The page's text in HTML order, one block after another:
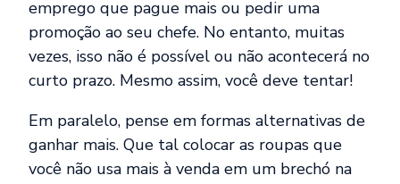
emprego que pague mais ou pedir uma
promoção ao seu chefe. No entanto, muitas
vezes, isso não é possível ou não acontecerá no
curto prazo. Mesmo assim, você deve tentar!
Em paralelo, pense em formas alternativas de
ganhar mais. Que tal colocar as roupas que
você não usa mais à venda em um brechó na